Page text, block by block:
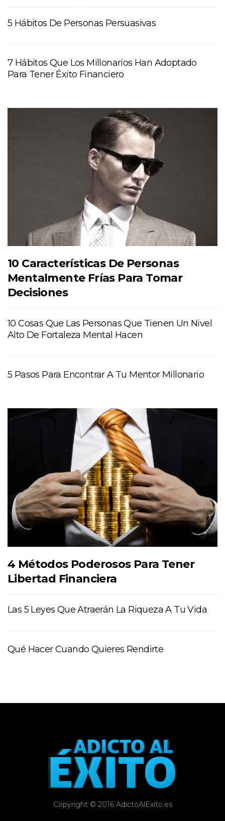
5 Hábitos De Personas Persuasivas
7 Hábitos Que Los Millonarios Han Adoptado
Para Tener Éxito Financiero
10 Características De Personas
Mentalmente Frías Para Tomar
Decisiones
10 Cosas Que Las Personas Que Tienen Un Nivel
Alto De Fortaleza Mental Hacen
5 Pasos Para Encontrar A Tu Mentor Millonario
4 Métodos Poderosos Para Tener
Libertad Financiera
Las 5 Leyes Que Atraerán La Riqueza A Tu Vida
Qué Hacer Cuando Quieres Rendirte
Copyright © 2016 AdictoAlExito.es